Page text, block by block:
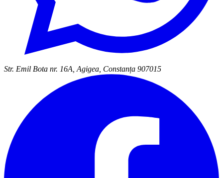
Str. Emil Bota nr. 16A, Agigea, Constanța 907015